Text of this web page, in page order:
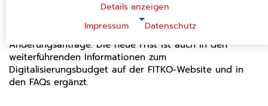
Runde eingegangen sein. Hintergrund der Änderung ist
die notwendige Anpassung für einen zeitgerechten und
fachlichen Prüfprozess der Projekt- und
Änderungsanträge. Die neue Frist ist auch in den
weiterführenden Informationen zum
Digitalisierungsbudget auf der FITKO-Website und in
den FAQs ergänzt.
Details anzeigen
NOTWENDIGE COOKIES
Notwendige Cookies ermöglichen grundlegende
Funktionen und sind für die einwandfreie Funktion der
Website erforderlich.
Einverständnis-Cookie
Impressum Datenschutz